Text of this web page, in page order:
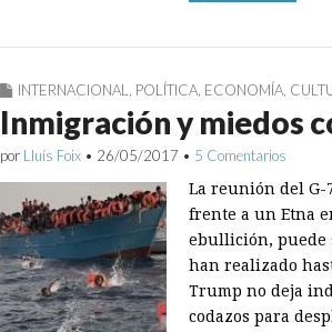
INTERNACIONAL, POLÍTICA, ECONOMÍA,
Inmigración y miedos
por Lluís Foix • 26/05/2017 • 5 Comentarios
La reunión del G-
frente a un Etna
ebullición, puede
han realizado
Trump no deja
codazos para